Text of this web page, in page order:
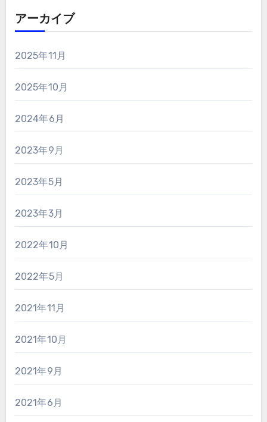
アーカイブ
2025年11月
2025年10月
2024年6月
2023年9月
2023年5月
2023年3月
2022年10月
2022年5月
2021年11月
2021年10月
2021年9月
2021年6月